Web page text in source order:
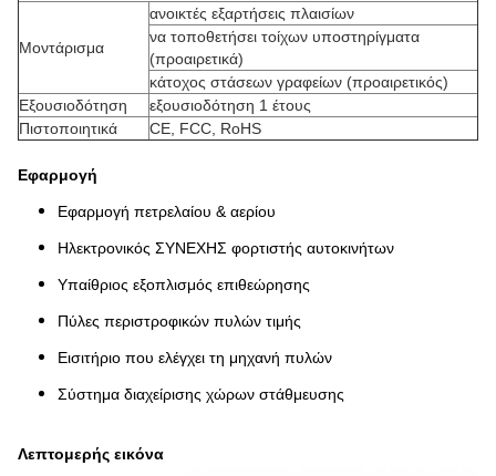
Μοντάρισμα
ανοικτές εξαρτήσεις πλαισίων
να τοποθετήσει τοίχων υποστηρίγματα
(προαιρετικά)
κάτοχος στάσεων γραφείων (προαιρετικός)
Εξουσιοδότηση
εξουσιοδότηση 1 έτους
Πιστοποιητικά
CE, FCC, RoHS
Εφαρμογή
Εφαρμογή πετρελαίου & αερίου
Ηλεκτρονικός ΣΥΝΕΧΗΣ φορτιστής αυτοκινήτων
Υπαίθριος εξοπλισμός επιθεώρησης
Πύλες περιστροφικών πυλών τιμής
Εισιτήριο που ελέγχει τη μηχανή πυλών
Σύστημα διαχείρισης χώρων στάθμευσης
Λεπτομερής εικόνα